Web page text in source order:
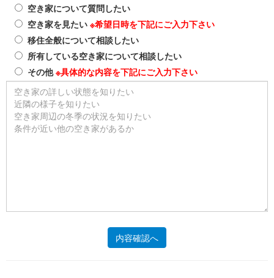
空き家について質問したい
空き家を見たい ※希望日時を下記にご入力下さい
移住全般について相談したい
所有している空き家について相談したい
その他※具体的な内容を下記にご入力下さい